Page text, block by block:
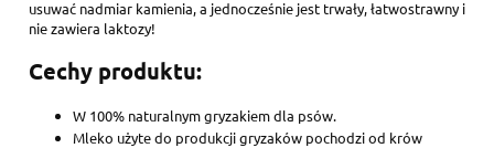
usuwać nadmiar kamienia, a jednocześnie jest trwały, łatwostrawny i
nie zawiera laktozy!
Cechy produktu:
W 100% naturalnym gryzakiem dla psów.
Mleko użyte do produkcji gryzaków pochodzi od krów